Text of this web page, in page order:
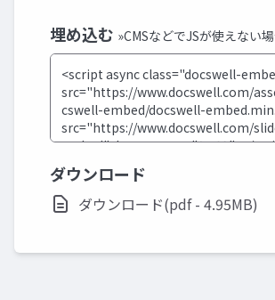
埋め込む »CMSなどでJSが使えない
ダウンロード
ダウンロード(pdf - 4.95MB)